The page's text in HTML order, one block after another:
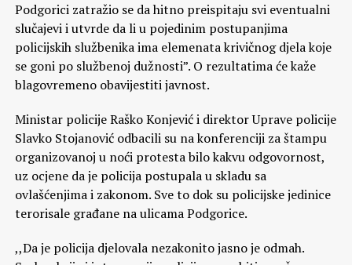
Podgorici zatražio se da hitno preispitaju svi eventualni
slučajevi i utvrde da li u pojedinim postupanjima
policijskih službenika ima elemenata krivičnog djela koje
se goni po službenoj dužnosti”. O rezultatima će kaže
blagovremeno obavijestiti javnost.
Ministar policije Raško Konjević i direktor Uprave policije
Slavko Stojanović odbacili su na konferenciji za štampu
organizovanoj u noći protesta bilo kakvu odgovornost,
uz ocjene da je policija postupala u skladu sa
ovlašćenjima i zakonom. Sve to dok su policijske jedinice
terorisale građane na ulicama Podgorice.
,,Da je policija djelovala nezakonito jasno je odmah.